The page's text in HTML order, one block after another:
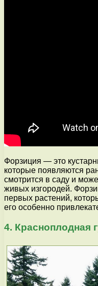
Форзиция — это
которые появляются
смотрится в саду и
живых изгородей.
первых растений,
его особенно
4. Красноплодная